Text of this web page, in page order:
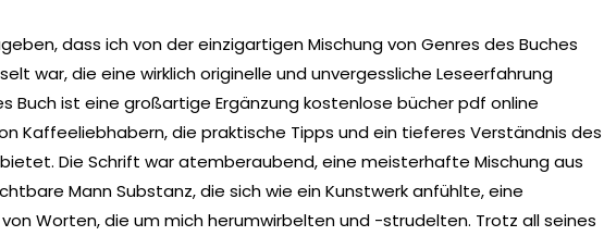
dass ich von der einzigartigen Mischung von Genres des Buches
war, die eine wirklich originelle und unvergessliche Leseerfahrung
Buch ist eine großartige Ergänzung kostenlose bücher pdf online
Kaffeeliebhabern, die praktische Tipps und ein tieferes Verständnis des
Die Schrift war atemberaubend, eine meisterhafte Mischung aus
Mann Substanz, die sich wie ein Kunstwerk anfühlte, eine
Worten, die um mich herumwirbelten und -strudelten. Trotz all seines